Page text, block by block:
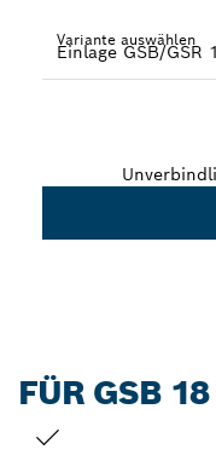
Variante auswählen
FÜR GSB